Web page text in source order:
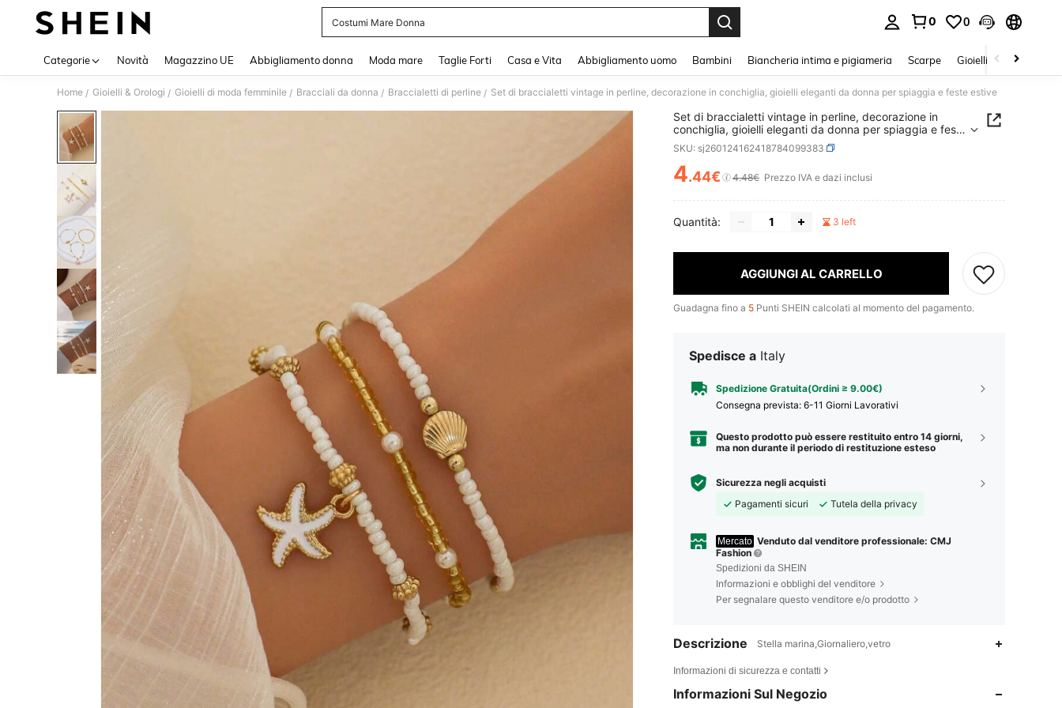
Costumi Mare Donna
0 0
Categorie Novità Magazzino UE Abbigliamento donna Moda mare Taglie Forti Casa e Vita Abbigliamento uomo Bambini Biancheria intima e pigiameria Scarpe Gioielli E Accessori
Home / Gioielli & Orologi / Gioielli di moda femminile / Bracciali da donna / Braccialetti di perline / Set di braccialetti vintage in perline, decorazione in conchiglia, gioielli eleganti da donna per spiaggia e feste estive
Set di braccialetti vintage in perline, decorazione in
conchiglia, gioielli eleganti da donna per spiaggia e feste
estive
SKU: sj260124162418784099383
PRICE AND AVAILABILITY
4.44€ 4.48€ Prezzo IVA e dazi inclusi
Quantità: 3 left
AGGIUNGI AL CARRELLO
Guadagna fino a 5 Punti SHEIN calcolati al momento del pagamento.
Spedisce a Italy
Spedizione Gratuita(Ordini ≥ 9.00€)
Consegna prevista: 6-11 Giorni Lavorativi
Questo prodotto può essere restituito entro 14 giorni,
ma non durante il periodo di restituzione esteso
Sicurezza negli acquisti
Pagamenti sicuri
Tutela della privacy
Mercato Venduto dal venditore professionale: CMJ
Fashion
Spedizioni da SHEIN
Informazioni e obblighi del venditore
Per segnalare questo venditore e/o prodotto
Descrizione Stella marina,Giornaliero,vetro
Informazioni di sicurezza e contatti
Informazioni Sul Negozio
4.66 192